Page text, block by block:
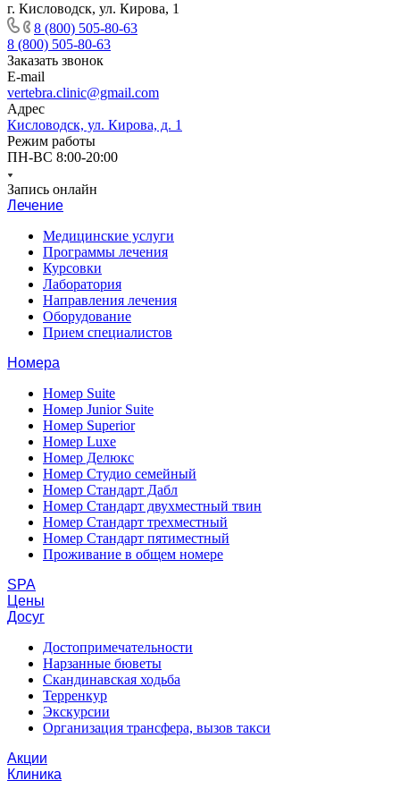
г. Кисловодск, ул. Кирова, 1
8 (800) 505-80-63
8 (800) 505-80-63
Заказать звонок
E-mail
vertebra.clinic@gmail.com
Адрес
Кисловодск, ул. Кирова, д. 1
Режим работы
ПН-ВС 8:00-20:00
Запись онлайн
Лечение
Медицинские услуги
Программы лечения
Курсовки
Лаборатория
Направления лечения
Оборудование
Прием специалистов
Номера
Номер Suite
Номер Junior Suite
Номер Superior
Номер Luxe
Номер Делюкс
Номер Студио семейный
Номер Стандарт Дабл
Номер Стандарт двухместный твин
Номер Стандарт трехместный
Номер Стандарт пятиместный
Проживание в общем номере
SPA
Цены
Досуг
Достопримечательности
Нарзанные бюветы
Скандинавская ходьба
Терренкур
Экскурсии
Организация трансфера, вызов такси
Акции
Клиника